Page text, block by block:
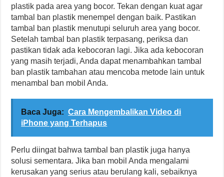
plastik pada area yang bocor. Tekan dengan kuat agar
tambal ban plastik menempel dengan baik. Pastikan
tambal ban plastik menutupi seluruh area yang bocor.
Setelah tambal ban plastik terpasang, periksa dan
pastikan tidak ada kebocoran lagi. Jika ada kebocoran
yang masih terjadi, Anda dapat menambahkan tambal
ban plastik tambahan atau mencoba metode lain untuk
menambal ban mobil Anda.
Baca Juga: Cara Mengembalikan Video di
iPhone yang Terhapus
Perlu diingat bahwa tambal ban plastik juga hanya
solusi sementara. Jika ban mobil Anda mengalami
kerusakan yang serius atau berulang kali, sebaiknya